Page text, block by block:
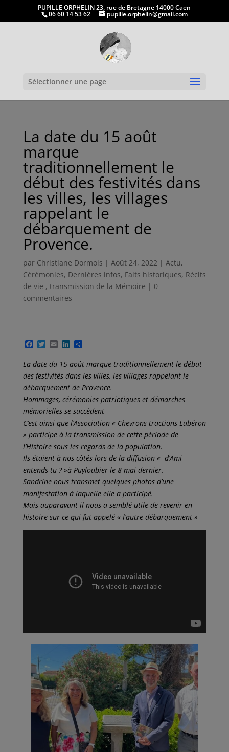
PUPILLE ORPHELIN 23, rue de Bretagne 14000 Caen
06 60 14 53 62 pupille.orphelin@gmail.com
Sélectionner une page
La date du 15 août
marque
traditionnellement le
début des festivités dans
les villes, les villages
rappelant le
débarquement de
Provence.
par Christiane Dormois | Août 24, 2022 | Actu,
Cérémonies, Dernières infos, Faits historiques, Récits
de vie , transmission de la Mémoire | 0
commentaires
F
c
e
b
o
o
k
T
i
t
t
e
r
E
a
l
L
n
k
e
d
n
P
r
t
a
g
e
r
La date du 15 août marque traditionnellement le début
des festivités dans les villes, les villages rappelant le
débarquement de Provence.
Hommages, cérémonies patriotiques et démarches
mémorielles se succèdent
C’est ainsi que l’Association « Chevrons tractions Lubéron
» participe à la transmission de cette période de
l’Histoire sous les regards de la population.
Ils étaient à nos côtés lors de la diffusion « d’Ami
entends tu ? »à Puyloubier le 8 mai dernier.
Sandrine nous transmet quelques photos d’une
manifestation à laquelle elle a participé.
Mais auparavant il nous a semblé utile de revenir en
histoire sur ce qui fut appelé « l’autre débarquement »